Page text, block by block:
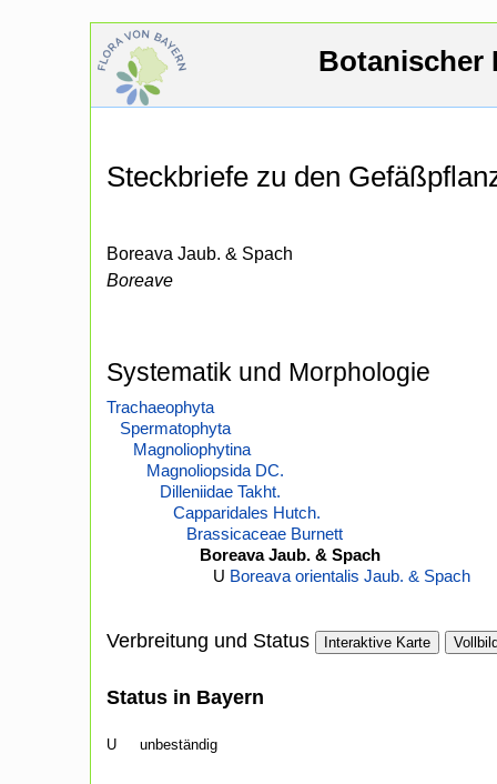
Botanischer
Steckbriefe zu den
Boreava Jaub. & Spach
Boreave
Systematik und Morphologie
Trachaeophyta
Spermatophyta
Magnoliophytina
Magnoliopsida DC.
Dilleniidae Takht.
Capparidales Hutch.
Brassicaceae Burnett
Boreava Jaub. & Spach
U Boreava orientalis Jaub. & Spach
Verbreitung und Status Interaktive Karte
Status in Bayern
U unbeständig